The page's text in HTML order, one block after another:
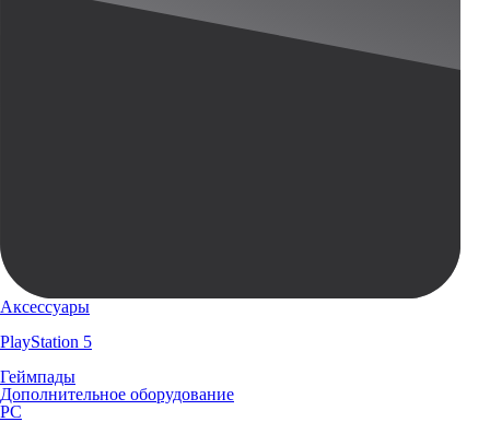
Аксессуары
PlayStation 5
Геймпады
Дополнительное оборудование
PC